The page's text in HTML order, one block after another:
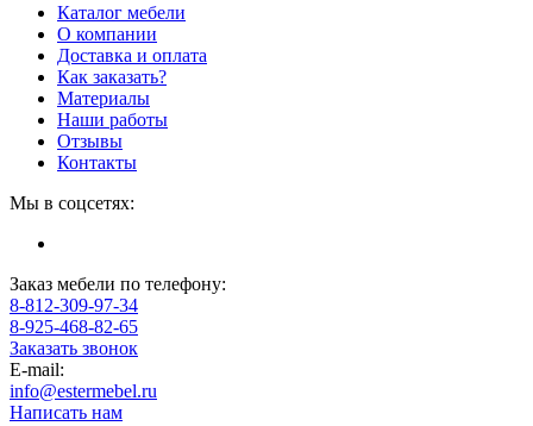
Каталог мебели
О компании
Доставка и оплата
Как заказать?
Материалы
Наши работы
Отзывы
Контакты
Мы в соцсетях:
Заказ мебели по телефону:
8-812-309-97-34
8-925-468-82-65
Заказать звонок
E-mail:
info@estermebel.ru
Написать нам